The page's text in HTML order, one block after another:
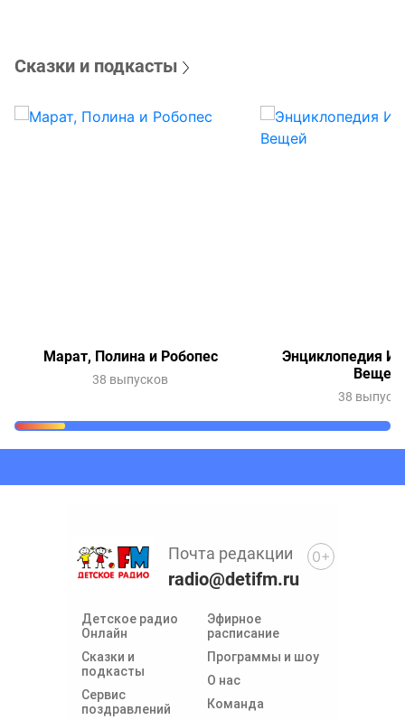
Сказки и подкасты
Марат, Полина и Робопес
38 выпусков
Энциклопедия
Вещей
38
Детское радио
Онлайн
Сказки и
подкасты
Сервис
поздравлений
Эфирное
расписание
Программы и шоу
О нас
Команда
Почта редакции
radio@detifm.ru
0+